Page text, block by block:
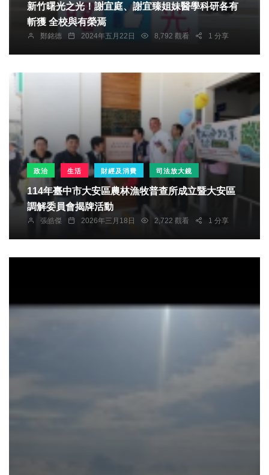
新竹曙光之光！謝宜庭、謝宜臻姐妹醫學科研各有
斬獲 全校與有榮焉
鄭銘德 2024年五月22日 8,792 觀看 1 分享
政治 生活 財經及消費 司法放大鏡
114年臺中市大安區農林漁牧普查所成立暨大安區
調解委員會揭牌活動
張皓傑 2026年三月18日 2,722 觀看 1 分享